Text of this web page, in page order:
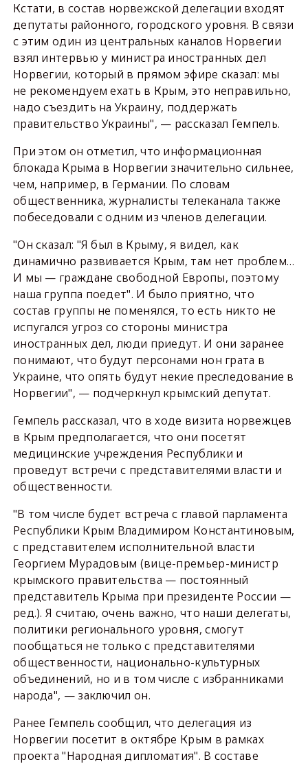
Кстати, в состав норвежской делегации входят
депутаты районного, городского уровня. В связи
с этим один из центральных каналов Норвегии
взял интервью у министра иностранных дел
Норвегии, который в прямом эфире сказал: мы
не рекомендуем ехать в Крым, это неправильно,
надо съездить на Украину, поддержать
правительство Украины", — рассказал Гемпель.
При этом он отметил, что информационная
блокада Крыма в Норвегии значительно сильнее,
чем, например, в Германии. По словам
общественника, журналисты телеканала также
побеседовали с одним из членов делегации.
"Он сказал: "Я был в Крыму, я видел, как
динамично развивается Крым, там нет проблем…
И мы — граждане свободной Европы, поэтому
наша группа поедет". И было приятно, что
состав группы не поменялся, то есть никто не
испугался угроз со стороны министра
иностранных дел, люди приедут. И они заранее
понимают, что будут персонами нон грата в
Украине, что опять будут некие преследование в
Норвегии", — подчеркнул крымский депутат.
Гемпель рассказал, что в ходе визита норвежцев
в Крым предполагается, что они посетят
медицинские учреждения Республики и
проведут встречи с представителями власти и
общественности.
"В том числе будет встреча с главой парламента
Республики Крым Владимиром Константиновым,
с представителем исполнительной власти
Георгием Мурадовым (вице-премьер-министр
крымского правительства — постоянный
представитель Крыма при президенте России —
ред.). Я считаю, очень важно, что наши делегаты,
политики регионального уровня, смогут
пообщаться не только с представителями
общественности, национально-культурных
объединений, но и в том числе с избранниками
народа", — заключил он.
Ранее Гемпель сообщил, что делегация из
Норвегии посетит в октябре Крым в рамках
проекта "Народная дипломатия". В составе